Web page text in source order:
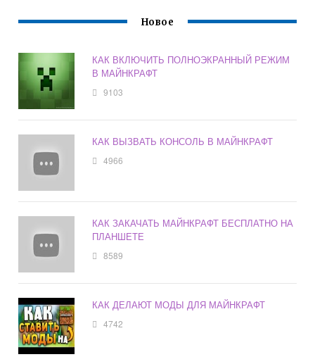
Новое
КАК ВКЛЮЧИТЬ ПОЛНОЭКРАННЫЙ РЕЖИМ
В МАЙНКРАФТ
9103
КАК ВЫЗВАТЬ КОНСОЛЬ В МАЙНКРАФТ
4966
КАК ЗАКАЧАТЬ МАЙНКРАФТ БЕСПЛАТНО НА
ПЛАНШЕТЕ
8589
КАК ДЕЛАЮТ МОДЫ ДЛЯ МАЙНКРАФТ
4742